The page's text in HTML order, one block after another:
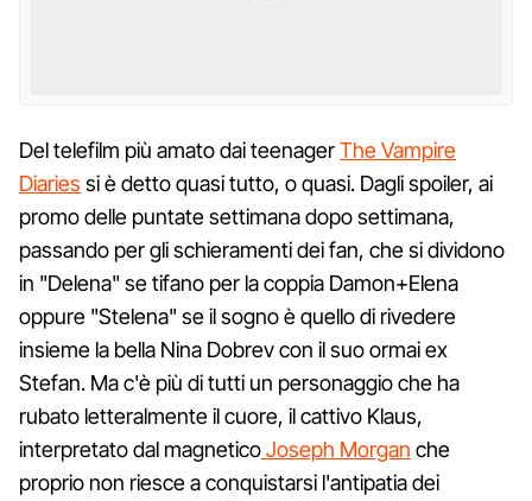
Del telefilm più amato dai teenagerThe Vampire
Diaries si è detto quasi tutto, o quasi. Dagli spoiler, ai
promo delle puntate settimana dopo settimana,
passando per gli schieramenti dei fan, che si dividono
in "Delena" se tifano per la coppia Damon+Elena
oppure "Stelena" se il sogno è quello di rivedere
insieme la bella Nina Dobrev con il suo ormai ex
Stefan. Ma c'è più di tutti un personaggio che ha
rubato letteralmente il cuore, il cattivo Klaus,
interpretato dal magneticoJoseph Morgan che
proprio non riesce a conquistarsi l'antipatia dei